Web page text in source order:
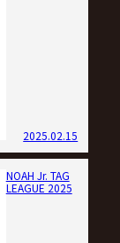
2025.02.15
NOAH Jr. TAG
LEAGUE 2025